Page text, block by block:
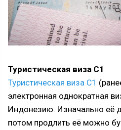
Туристическая виза С1
Туристическая виза C1
электронная однократная
Индонезию. Изначально её
потом продлить её можно